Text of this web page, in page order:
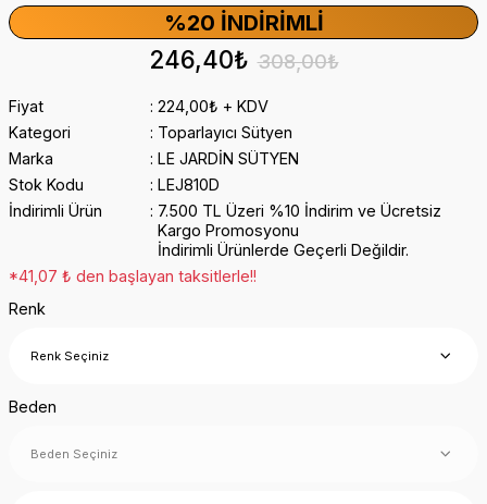
%20 İNDIRIMLI
246,40₺ 308,00₺
Fiyat
224,00₺ + KDV
Kategori
Toparlayıcı Sütyen
Marka
LE JARDİN SÜTYEN
Stok Kodu
LEJ810D
İndirimli Ürün
7.500 TL Üzeri %10 İndirim ve Ücretsiz
Kargo Promosyonu
İndirimli Ürünlerde Geçerli Değildir.
*41,07 ₺ den başlayan taksitlerle!!
Renk
Beden